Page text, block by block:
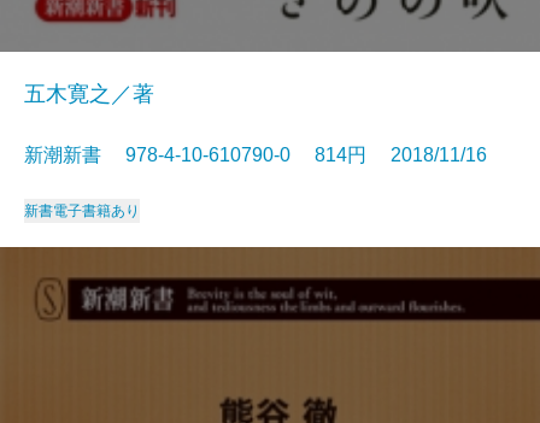
五木寛之／著
新潮新書 978-4-10-610790-0 814円 2018/11/16
新書電子書籍あり